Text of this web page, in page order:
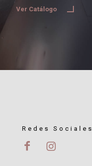
Ver Catálogo
Redes Sociales